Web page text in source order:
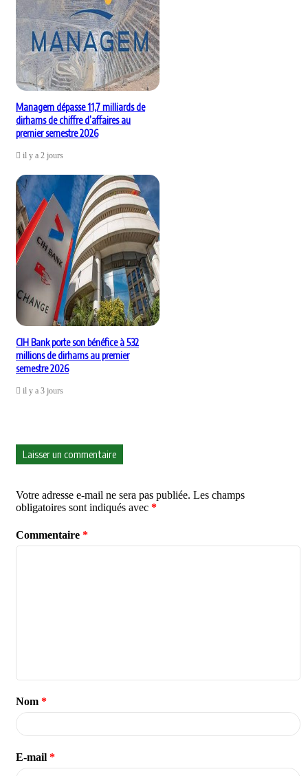
Managem dépasse 11,7 milliards de
dirhams de chiffre d’affaires au
premier semestre 2026
il y a 2 jours
CIH Bank porte son bénéfice à 532
millions de dirhams au premier
semestre 2026
il y a 3 jours
Laisser un commentaire
Votre adresse e-mail ne sera pas publiée. Les champs
obligatoires sont indiqués avec *
Commentaire *
Nom *
E-mail *